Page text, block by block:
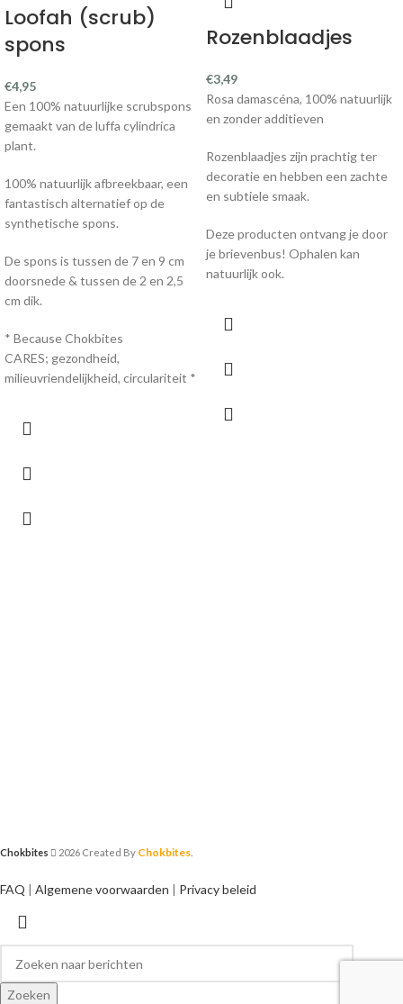
Loofah (scrub)
spons
€4,95
Een 100% natuurlijke scrubspons
gemaakt van de luffa cylindrica
plant.
100% natuurlijk afbreekbaar, een
fantastisch alternatief op de
synthetische spons.
De spons is tussen de 7 en 9 cm
doorsnede & tussen de 2 en 2,5
cm dik.
* Because Chokbites
CARES; gezondheid,
milieuvriendelijkheid, circulariteit *
Rozenblaadjes
€3,49
Rosa damascéna, 100% natuurlijk
en zonder additieven
Rozenblaadjes zijn prachtig ter
decoratie en hebben een zachte
en subtiele smaak.
Deze producten ontvang je door
je brievenbus! Ophalen kan
natuurlijk ook.
Chokbites 2026 Created By Chokbites
FAQ Algemene voorwaarden Privacy beleid
Zoeken